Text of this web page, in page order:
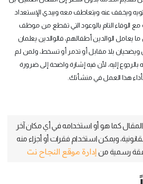
ويخفف عنه ويتعاطف معه ويبدي الإستعداد
مع الوفاء التام بالوعود التي تقطع من موظف
يعامل الوالدين أطفالهم، فالوالدين يعلمان
ويضحيان بلا مقابل أو تذمر أو تسخط، ولمن لم
بالرجوع إليه، لأن فيه إشارة واضحة إلى ضرورة
هذا العمل في منشأتك.
كما هو أو استخدامه في أي مكان آخر
ويمكن استخدام فقرات أو أجزاء منه
رسمية من إدارة موقع النجاح نت